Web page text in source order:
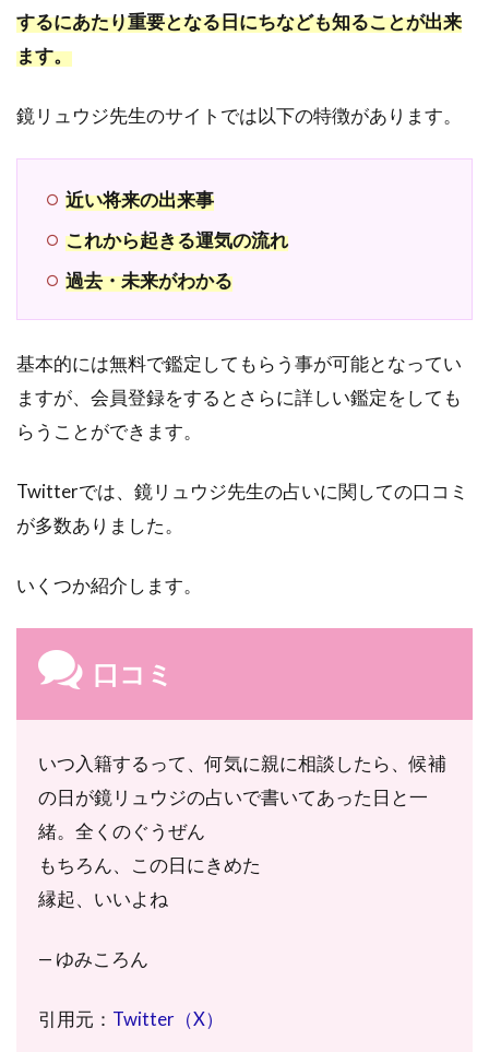
7.6
復縁
命の
日を
しい
7.7
恋愛
きか
アド
バイ
スが
欲し
振ら
原因
えて
ほし
い
縁
い
｜
占
術
別
め
するにあたり重要となる日にちなども知ることが出来
ます。
鏡リュウジ先生のサイトでは以下の特徴があります。
近い将来の出来事
これから起きる運気の流れ
過去・未来がわかる
基本的には無料で鑑定してもらう事が可能となってい
ますが、会員登録をするとさらに詳しい鑑定をしても
らうことができます。
Twitterでは、鏡リュウジ先生の占いに関しての口コミ
が多数ありました。
いくつか紹介します。
口コミ
いつ入籍するって、何気に親に相談したら、候補
の日が鏡リュウジの占いで書いてあった日と一
緒。全くのぐうぜん
もちろん、この日にきめた
縁起、いいよね
— ゆみころん
引用元： Twitter（X）